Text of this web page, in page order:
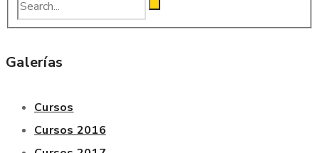
Galerías
Cursos
Cursos 2016